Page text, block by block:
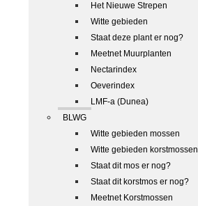
Het Nieuwe Strepen
Witte gebieden
Staat deze plant er nog?
Meetnet Muurplanten
Nectarindex
Oeverindex
LMF-a (Dunea)
BLWG
Witte gebieden mossen
Witte gebieden korstmossen
Staat dit mos er nog?
Staat dit korstmos er nog?
Meetnet Korstmossen